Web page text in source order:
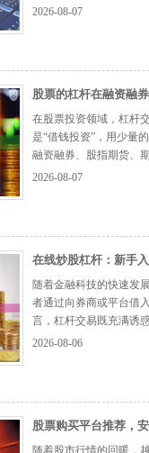
者提供的信用交易服务
2026-08-07
股票的杠杆在融资融
在股票投资领域，杠杆
是“借钱投资”，用少量
融资融券、股指期货、
风险。 ## 一、融资融
2026-08-07
在线炒股杠杆：新手
随着金融科技的快速发
者通过向券商或平台借
言，杠杆交易既充满诱
理性入门。 ## 一、理解
2026-08-06
股票购买平台推荐，
随着股市行情的回暖，